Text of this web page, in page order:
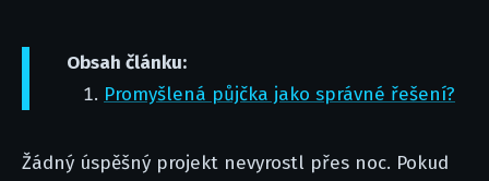
Obsah článku:
Promyšlená půjčka jako správné řešení?
Žádný úspěšný projekt nevyrostl přes noc. Pokud